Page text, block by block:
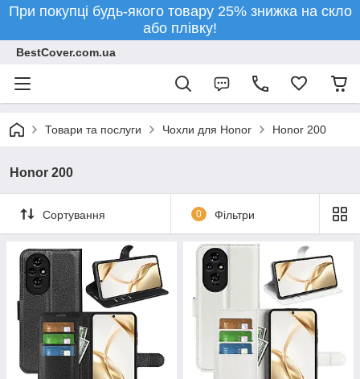
При покупці будь-якого товару 25% знижка на скло
або плівку!
BestCover.com.ua
Товари та послуги Чохли для Honor Honor 200
Honor 200
Сортування 0 Фільтри